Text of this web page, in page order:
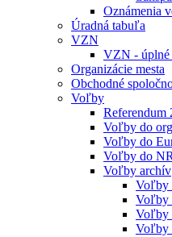
Oznámenia
Úradná tabuľa
VZN
VZN - úplné
Organizácie mesta
Obchodné
Voľby
Referendum
Voľby do
Voľby do
Voľby do
Voľby archív
Voľby
Voľby
Voľby
Voľby